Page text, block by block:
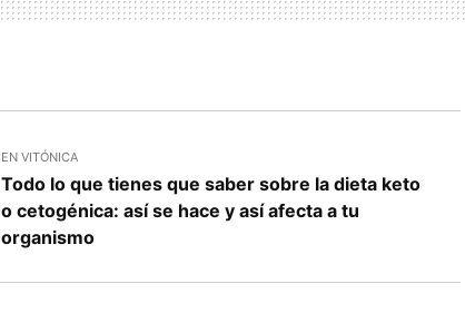
EN VITÓNICA
Todo lo que tienes que saber sobre la dieta keto
o cetogénica: así se hace y así afecta a tu
organismo